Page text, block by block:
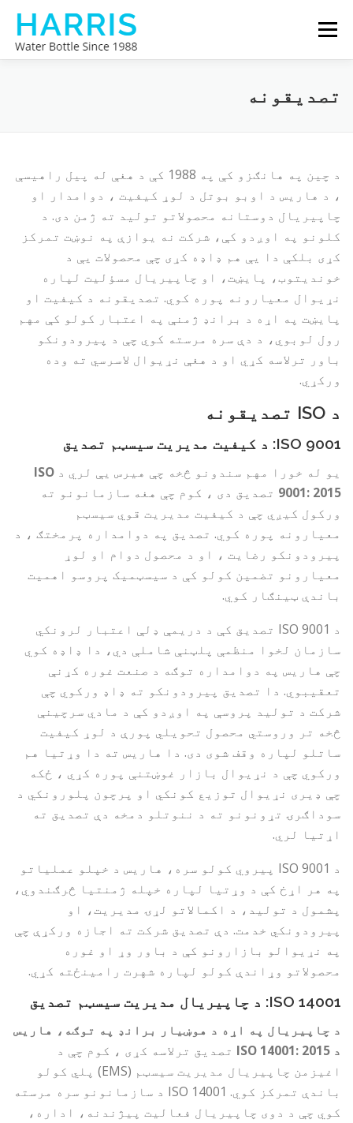
Menu
تصدیقونه
د چین په هانګزو کې په 1988 کې د هغې له پیل راهیسې
، د هاریس د اوبو بوتل د لوړ کیفیت ، دوامدار او
چاپیریال دوستانه محصولاتو تولید ته ژمن دی. د
کلونو په اوږدو کې، شرکت نه یوازې په نوښت تمرکز
کړی بلکې دا یې هم ډاډه کړی چې محصولات یې د
خوندیتوب، پایښت، او چاپیریال مسؤلیت لپاره
نړیوال معیارونه پوره کوي. تصدیقونه د کیفیت او
پایښت په اړه د برانډ ژمنې په اعتبار کولو کې مهم
رول لوبوي، د دې سره مرسته کوي چې د پیرودونکو
باور ترلاسه کړي او د هغې نړیوال لاسرسي ته وده
ورکړي.
د ISO تصدیقونه
ISO 9001: د کیفیت مدیریت سیسټم تصدیق
یو له خورا مهم سندونو څخه چې هیرس یې لري د ISO
9001: 2015 تصدیق دی ، کوم چې هغه سازمانونو ته
ورکول کیږي چې د کیفیت مدیریت قوي سیسټم
معیارونه پوره کوي. تصدیق په دوامداره پرمختګ ، د
پیرودونکو رضایت ، او د محصول دوام او لوړ
معیارونو تضمین کولو کې د سیسټمیک پروسو اهمیت
باندې ټینګار کوي.
د ISO 9001 تصدیق کې د دریمې ډلې اعتبار لرونکي
سازمان لخوا منظمې پلټنې شاملې دي، دا ډاډه کوي
چې هاریس په دوامداره توګه د صنعت غوره کړنې
تعقیبوي. دا تصدیق پیرودونکو ته ډاډ ورکوي چې
شرکت د تولید پروسې په اوږدو کې د مادي سرچینې
څخه تر وروستي محصول تحویلي پورې د لوړ کیفیت
ساتلو لپاره وقف شوی دی. دا هاریس ته دا وړتیا هم
ورکوي چې د نړیوال بازار غوښتنې پوره کړي ، ځکه
چې ډیری نړیوال توزیع کونکي او پرچون پلورونکي د
سوداګرۍ تړونونو ته د ننوتلو دمخه دې تصدیق ته
اړتیا لري.
د ISO 9001 پیروي کولو سره، هاریس د خپلو عملیاتو
په هر اړخ کې د وړتیا لپاره خپله ژمنتیا څرګندوي،
پشمول د تولید، د اکمالاتو لړۍ مدیریت، او
پیرودونکي خدمت. دې تصدیق شرکت ته اجازه ورکړې چې
په نړیوالو بازارونو کې د باور وړ او غوره
محصولاتو وړاندې کولو لپاره شهرت رامینځته کړي.
ISO 14001: د چاپیریال مدیریت سیسټم تصدیق
د چاپیریال په اړه د هوښیار برانډ په توګه، هاریس
د ISO 14001: 2015
تصدیق ترلاسه کړی ، کوم چې د
اغیزمن چاپیریال مدیریت سیسټم (EMS) پلي کولو
باندې تمرکز کوي. ISO 14001 د سازمانونو سره مرسته
کوي چې د دوی چاپیریال فعالیت پیژندنه، اداره،